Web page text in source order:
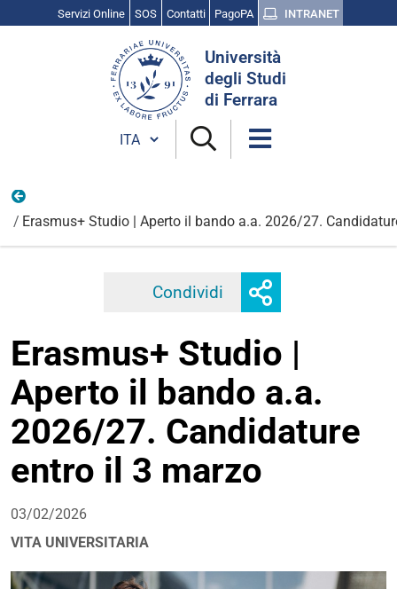
Servizi Online SOS Contatti PagoPA INTRANET
Università
degli Studi
di Ferrara
Cambia lingua
Erasmus+ Studio | Aperto il bando a.a. 2026/27.
Condividi Facebook
opzioni
di
condivisione
Erasmus+ Studio |
Aperto il bando a.a.
2026/27. Candidature
entro il 3 marzo
03/02/2026
VITA UNIVERSITARIA